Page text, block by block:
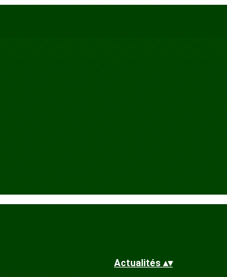
Actualités ▴▾